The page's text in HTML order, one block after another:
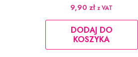
9,90zł z VAT
DODAJ DO
KOSZYKA